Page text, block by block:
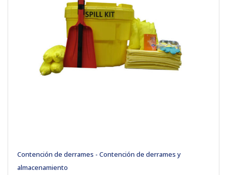
Contención de derrames - Contención de derrames y
almacenamiento